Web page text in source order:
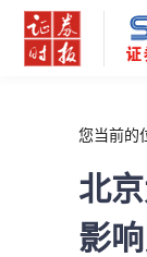
您当前的
北
影